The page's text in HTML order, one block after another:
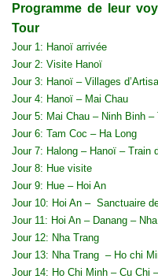
Programme de leur
Tour
Jour 1: Hanoï arrivée
Jour 2: Visite Hanoï
Jour 3: Hanoï – Villages
Jour 4: Hanoï – Mai Chau
Jour 5: Mai Chau – Ninh Binh –
Jour 6: Tam Coc – Ha Long
Jour 7: Halong – Hanoï – Train
Jour 8: Hue visite
Jour 9: Hue – Hoi An
Jour 10: Hoi An – Sanctuaire
Jour 11: Hoi An – Danang –
Jour 12: Nha Trang
Jour 13: Nha Trang – Ho chi
Jour 14: Ho Chi Minh – Cu Chi